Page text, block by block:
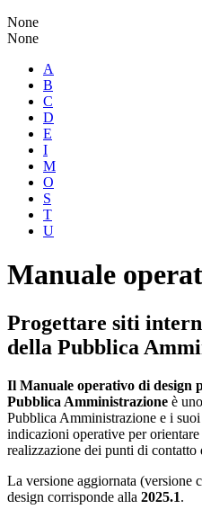
None
None
A
B
C
D
E
I
M
O
S
T
U
Manuale
Progettare siti
della Pubblica
Il Manuale operativo di design
Pubblica Amministrazione è
Pubblica Amministrazione e i
indicazioni operative per
realizzazione dei punti di
La versione aggiornata (versione
design corrisponde alla 2025.1.